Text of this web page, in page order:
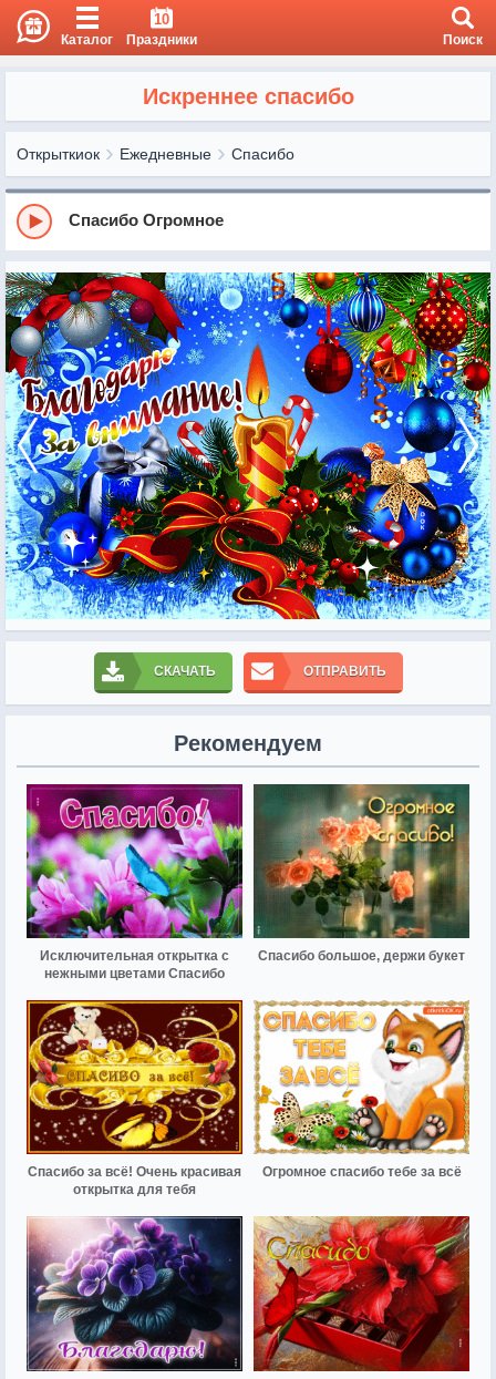
Каталог
10
Праздники Поиск
Искреннее спасибо
Открыткиок Ежедневные Спасибо
Спасибо Огромное
СКАЧАТЬ ОТПРАВИТЬ
Рекомендуем
Исключительная открытка с
нежными цветами Спасибо
Спасибо большое, держи букет
Спасибо за всё! Очень красивая
открытка для тебя
Огромное спасибо тебе за всё